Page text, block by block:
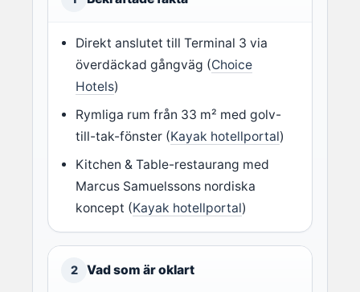
Direkt anslutet till Terminal 3 via
överdäckad gångväg (Choice
Hotels)
Rymliga rum från 33 m² med golv-
till-tak-fönster (Kayak hotellportal)
Kitchen & Table-restaurang med
Marcus Samuelssons nordiska
koncept (Kayak hotellportal)
2 Vad som är oklart